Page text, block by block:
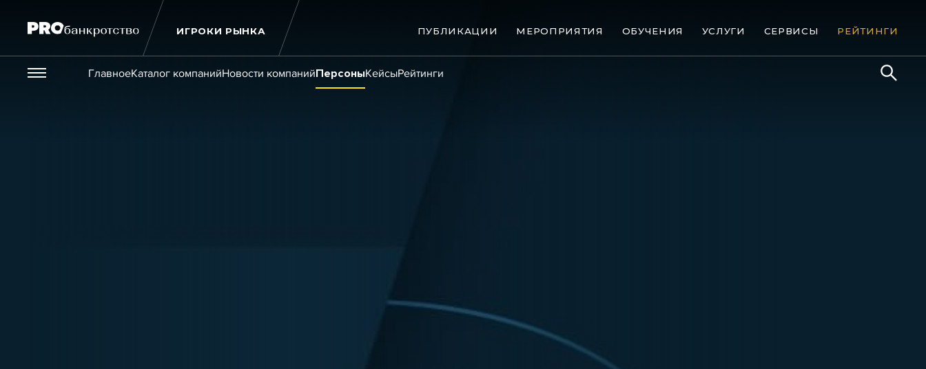
ИГРОКИ РЫНКА ПУБЛИКАЦИИ МЕРОПРИЯТИЯ ОБУЧЕНИЯ УСЛУГИ СЕРВИСЫ РЕЙТИНГИ
Везде
ГлавноеКаталог компанийНовости компанийПерсоныКейсыРейтинги